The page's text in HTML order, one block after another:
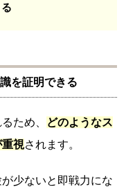
を証明できる
ため、 どのようなス
重視されます。
少ないと即戦力にな